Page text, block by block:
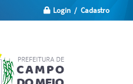
Login / Cadastro